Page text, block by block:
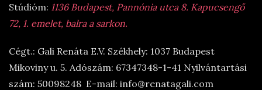
Stúdióm: 1136 Budapest, Pannónia utca 8. Kapucsengő
72, 1. emelet, balra a sarkon.
Cégt.: Gali Renáta E.V. Székhely: 1037 Budapest
Mikoviny u. 5. Adószám: 67347348-1-41 Nyilvántartási
szám: 50098248 E-mail: info@renatagali.com